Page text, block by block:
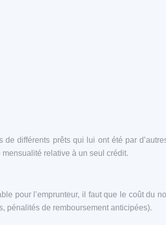
différents prêts qui lui ont été par
relative à un seul crédit.
pour l’emprunteur, il faut que le coût du
pénalités de remboursement anticipées).